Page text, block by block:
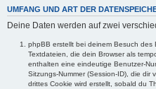
UMFANG UND ART DER
Deine Daten werden auf zwei
phpBB erstellt bei deinem Besuch des
Textdateien, die dein Browser als
enthalten eine eindeutige Benutzer-
Sitzungs-Nummer (Session-ID), die dir
drittes Cookie wird erstellt, sobald du